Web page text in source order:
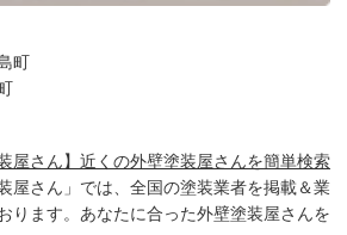
町
屋さん】近くの外壁塗装屋さんを簡単検索
屋さん」では、全国の塗装業者を掲載＆業
ります。あなたに合った外壁塗装屋さんを